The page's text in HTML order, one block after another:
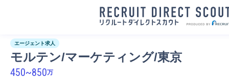
エージェント求人
モルテン/マーケティング/東京
450~850万